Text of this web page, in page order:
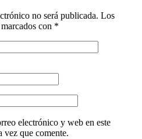
no será publicada. Los
con *
electrónico y web en este
vez que comente.